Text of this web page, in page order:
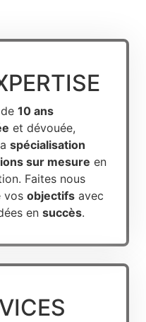
10 ans
et dévouée,
spécialisation
sur mesure en
Faites nous
vos objectifs avec
en succès.